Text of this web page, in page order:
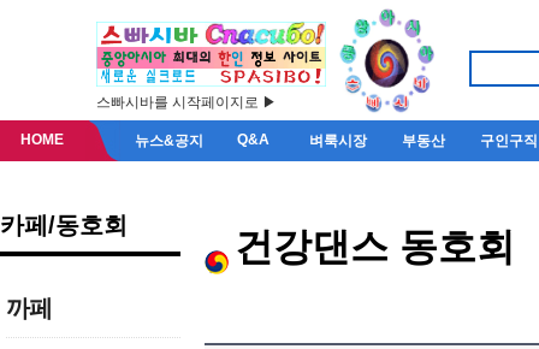
스빠시바를 시작페이지로 ▶
HOME 뉴스&공지 Q&A 벼룩시장 부동산 구인구직
카페/동호회
까페
건강댄스 동호회